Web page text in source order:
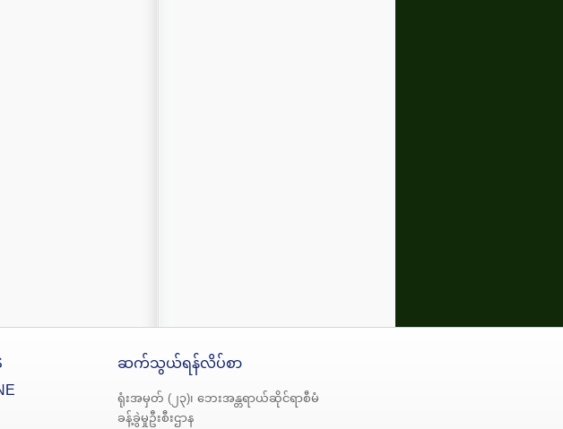
ဆက်သွယ်ရန်လိပ်စာ
ရုံးအမှတ် (၂၃)၊ ဘေးအန္တရာယ်ဆိုင်ရာစီမံ
ခန့်ခွဲမှုဦးစီးဌာန